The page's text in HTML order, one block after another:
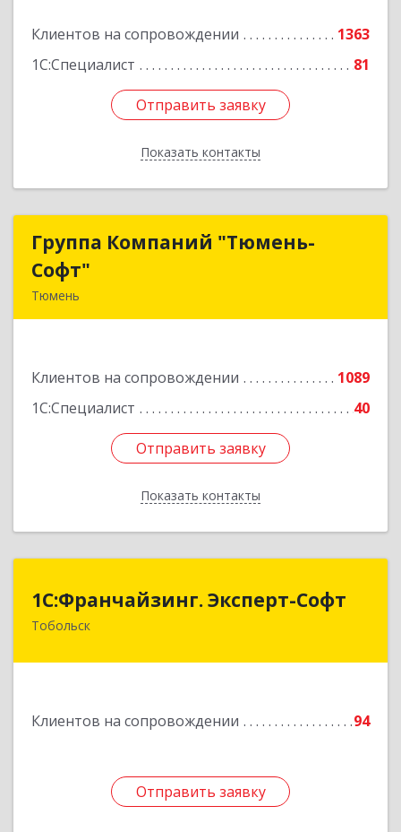
Клиентов на сопровождении
1363
1С:Специалист
81
Отправить заявку
Показать контакты
Отправить заявку
Назад
Группа Компаний "Тюмень-
Софт"
Тюмень
Клиентов на сопровождении
1089
1С:Специалист
40
Отправить заявку
Показать контакты
Группа Компаний "Тюмень-
Подробнее
Отправить заявку
Назад
1С:Франчайзинг. Эксперт-Софт
Тобольск
Клиентов на сопровождении 94
Отправить заявку
1С:Франчайзинг. Эксперт-Софт
626150, Тюменская обл, Тобольск г, 7-й мкр,
Отправить заявку